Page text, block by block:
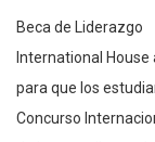
Beca de Liderazgo
International House
para que los
Concurso